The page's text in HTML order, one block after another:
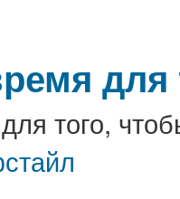
того,